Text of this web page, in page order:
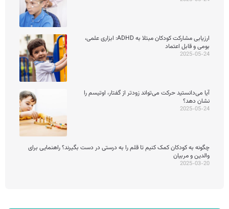
ارزیابی مشارکت کودکان مبتلا به ADHD: ابزاری علمی،
بومی و قابل اعتماد
2025-05-24
آیا می‌دانستید حرکت می‌تواند زودتر از گفتار، اوتیسم را
نشان دهد؟
2025-05-24
چگونه به کودکان کمک کنیم تا قلم را به درستی در دست بگیرند؟ راهنمایی برای
والدین و مربیان
2025-03-20